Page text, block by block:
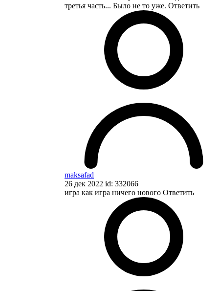
третья часть... Было не то уже. Ответить
maksafad
26 дек 2022 id: 332066
игра как игра ничего нового Ответить